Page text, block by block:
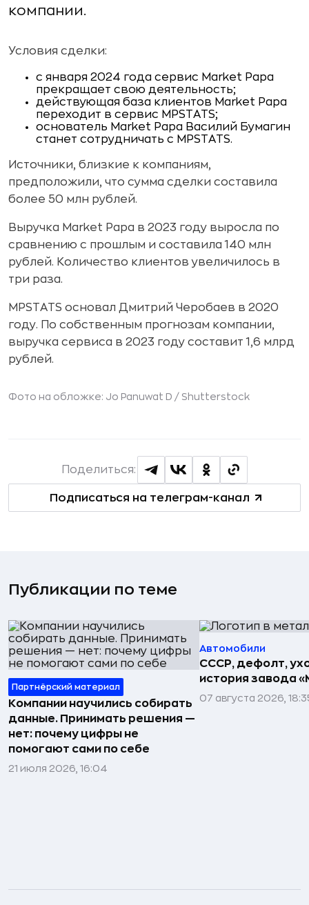
компании.
Условия сделки:
с января 2024 года сервис Market Papa
прекращает свою деятельность;
действующая база клиентов Market Papa
переходит в сервис MPSTATS;
основатель Market Papa Василий Бумагин
станет сотрудничать с MPSTATS.
Источники, близкие к компаниям,
предположили, что сумма сделки составила
более 50 млн рублей.
Выручка Market Papa в 2023 году выросла по
сравнению с прошлым и составила 140 млн
рублей. Количество клиентов увеличилось в
три раза.
MPSTATS основал Дмитрий Черобаев в 2020
году. По собственным прогнозам компании,
выручка сервиса в 2023 году составит 1,6 млрд
рублей.
Фото на обложке: Jo Panuwat D / Shutterstock
Подписаться на телеграм-канал
Поделиться:
Публикации по теме
Партнёрский материал
Компании научились собирать
данные. Принимать решения —
нет: почему цифры не
помогают сами по себе
21 июля 2026, 16:04
Автомобили
СССР, дефолт,
история завода
07 августа 2026,